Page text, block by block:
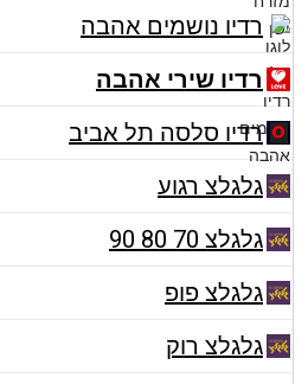
רדיו נושמים אהבה
רדיו שירי אהבה
רדיו סלסה תל אביב
גלגלצ רגוע
גלגלצ 70 80 90
גלגלצ פופ
גלגלצ רוק